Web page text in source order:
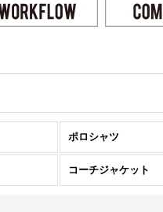
ポロシャツ
コーチジャケット